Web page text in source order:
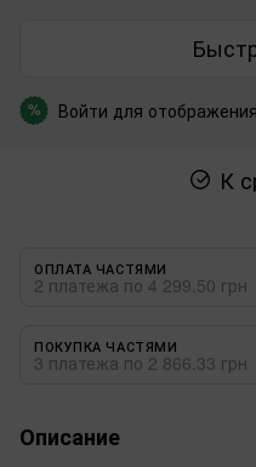
% Войти для
К
ОПЛАТА ЧАСТЯМИ
2 платежа по 4 299.50 грн
ПОКУПКА ЧАСТЯМИ
3 платежа по 2 866.33 грн
Описание